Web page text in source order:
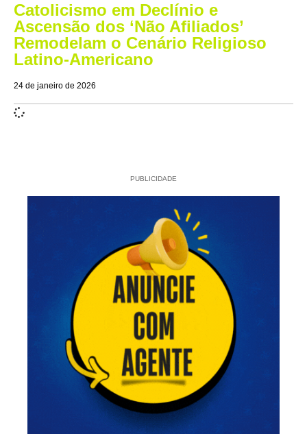
Catolicismo em Declínio e
Ascensão dos ‘Não Afiliados’
Remodelam o Cenário Religioso
Latino-Americano
24 de janeiro de 2026
PUBLICIDADE